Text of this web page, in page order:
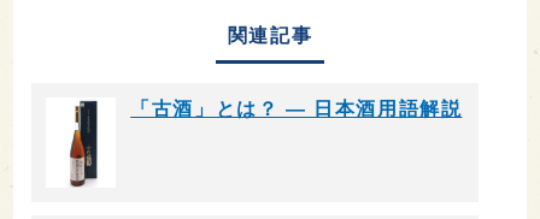
関連記事
「古酒」とは？ ― 日本酒用語解説